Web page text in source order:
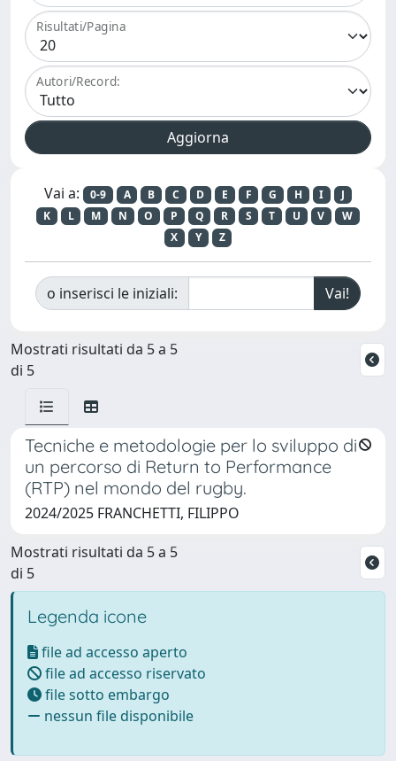
Risultati/Pagina
Autori/Record:
Vai a: 0-9 A B C D E F G H I
J
K
L M N O P Q R S T U V
W
X
Y Z
o inserisci le iniziali:
Mostrati risultati da 5 a 5
di 5
Tecniche e metodologie per lo sviluppo di
un percorso di Return to Performance
(RTP) nel mondo del rugby.
2024/2025 FRANCHETTI, FILIPPO
Mostrati risultati da 5 a 5
di 5
Legenda icone
file ad accesso aperto
file ad accesso riservato
file sotto embargo
nessun file disponibile